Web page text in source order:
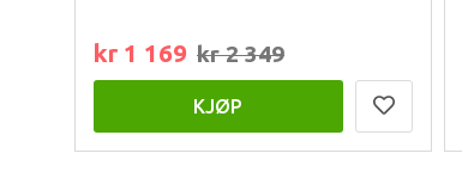
kr 1 169 kr 2 349
KJØP